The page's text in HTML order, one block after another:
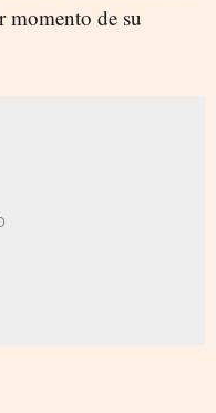
momento de su